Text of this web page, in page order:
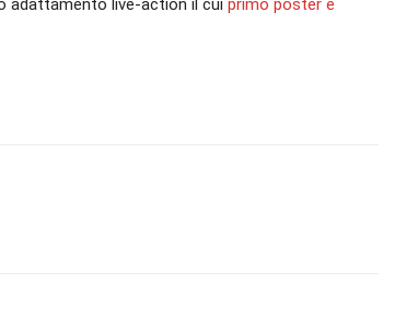
adattamento live-action il cui primo poster è